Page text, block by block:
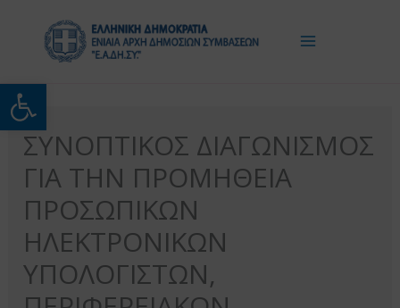
Ανοίξτε τη γραμμή
περιεχόμενο
ΣΥΝΟΠΤΙΚΟΣ ΔΙΑΓΩΝΙΣΜΟΣ
ΓΙΑ ΤΗΝ ΠΡΟΜΗΘΕΙΑ
ΠΡΟΣΩΠΙΚΩΝ
ΗΛΕΚΤΡΟΝΙΚΩΝ
ΥΠΟΛΟΓΙΣΤΩΝ,